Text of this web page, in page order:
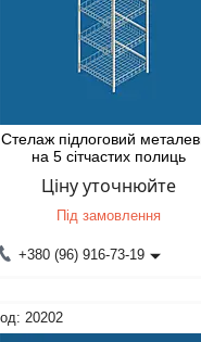
Стелаж підлоговий
на 5 сітчастих полиць
Ціну уточнюйте
Під замовлення
+380 (96) 916-73-19
20202